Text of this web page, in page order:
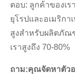
ตอบ: ลูกค้าของเ
ยุโรปและอเมริก
สูงสำหรับผลิตภัณ
เราสูงถึง 70-80%
ถาม:คุณจัดหาตัว